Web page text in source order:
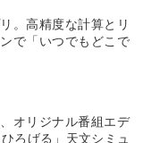
。高精度な計算とリ
で「いつでもどこで
オリジナル番組エデ
ろげる」天文シミュ